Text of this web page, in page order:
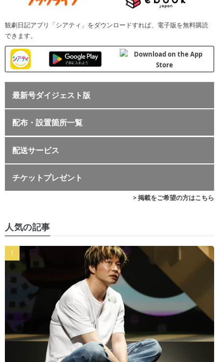
観劇日記アプリ「シアティ」をダウンロードすれば、電子版を無料購読
できます。
最新号ダイジェスト版
配布・設置箇所一覧
配送サービス
チケットプレゼント
> 掲載をご希望の方はこちら
人気の記事